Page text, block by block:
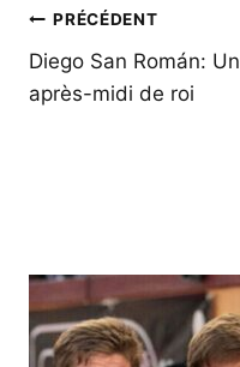
Navigation
de
l’article
PRÉCÉDENT
Diego San Román: Un
après-midi de roi